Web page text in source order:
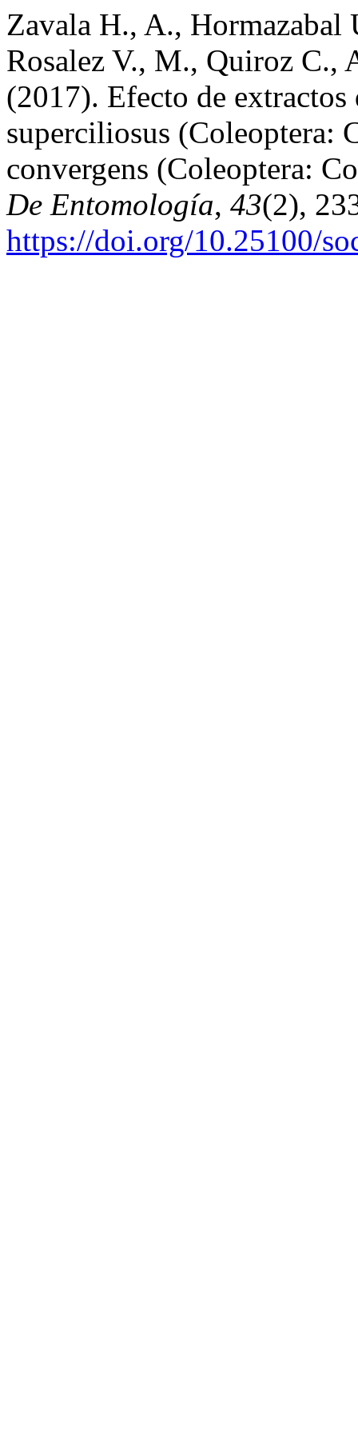
Zavala H., A.,
Rosalez V., M., Quiroz C.,
(2017). Efecto de
superciliosus (Coleoptera:
convergens (Coleoptera:
De Entomología, 43(2),
https://doi.org/10.25100/